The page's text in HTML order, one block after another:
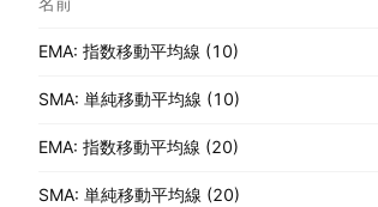
EMA: 指数移動平均線 (10)
SMA: 単純移動平均線 (10)
EMA: 指数移動平均線 (20)
SMA: 単純移動平均線 (20)